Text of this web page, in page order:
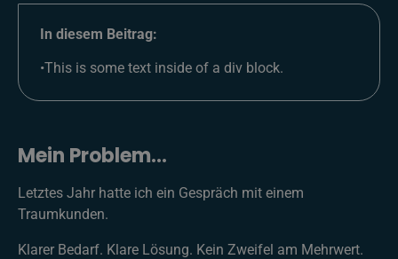
In diesem Beitrag:
•This is some text inside of a div block.
Mein Problem...
Letztes Jahr hatte ich ein Gespräch mit einem
Traumkunden.
Klarer Bedarf. Klare Lösung. Kein Zweifel am Mehrwert.